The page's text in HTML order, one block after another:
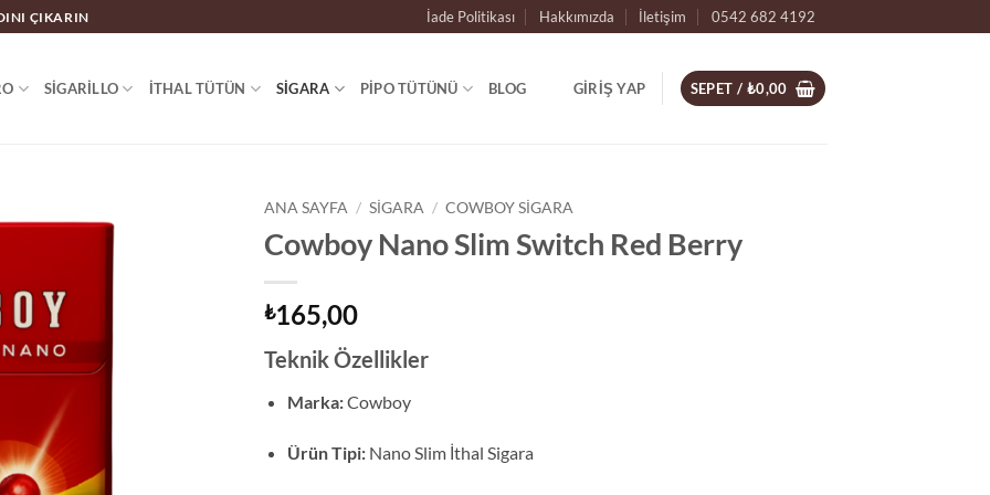
ÇIKARIN İade Politikası Hakkımızda İletişim 0542 682 4192
SIGARILLO İTHAL TÜTÜN SIGARA PIPO TÜTÜNÜ BLOG GIRIŞ YAP SEPET / ₺0,00
ANA SAYFA / SIGARA / COWBOY SIGARA
Cowboy Nano Slim Switch Red Berry
₺165,00
Teknik Özellikler
Marka:Cowboy
Ürün Tipi:Nano Slim İthal Sigara